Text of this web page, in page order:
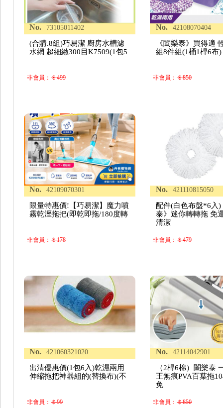
No. 73105011402
(合購.8組)巧易潔 廚房水槽濾
水網 超細緻300目K7509(1包5
非會員：＄499
No. 42108070404
《闔樂泰》買得適
組8件組(1桶1桿6布
非會員：＄850
No. 42109070301
限量特惠價!【巧易潔】魔力噴
霧乾溼拖把(即乾即拖/180度轉
非會員：＄178
No. 421110815050
配件(白色布盤*6入)
泰》迷你轉轉拖 免
清潔
非會員：＄479
No. 421060321020
出清優惠價(1包6入)乾濕兩用
伸縮拖把神器組的(替換布)(不
非會員：＄99
No. 42114042901
（2桿6棉）闔樂泰
王無痕PVA百葉拖
免
非會員：＄850